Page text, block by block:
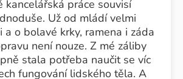
kancelářská práce souvisí
Už od mládí velmi
a o bolavé krky, ramena i záda
není nouze. Z mé záliby
stala potřeba naučit se víc
fungování lidského těla. A